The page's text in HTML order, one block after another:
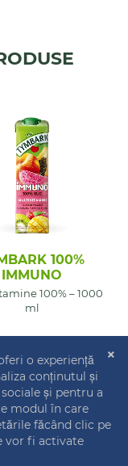
100%
IMMUNO
100% – 1000
ml